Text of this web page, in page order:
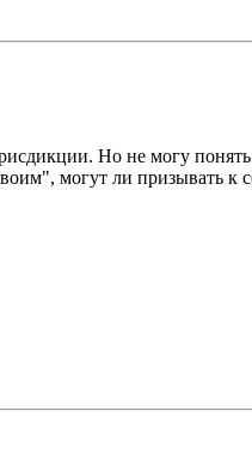
Но не могу
могут ли призывать к